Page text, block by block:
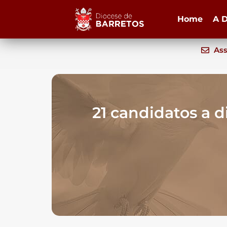
Home A
21 candidatos a